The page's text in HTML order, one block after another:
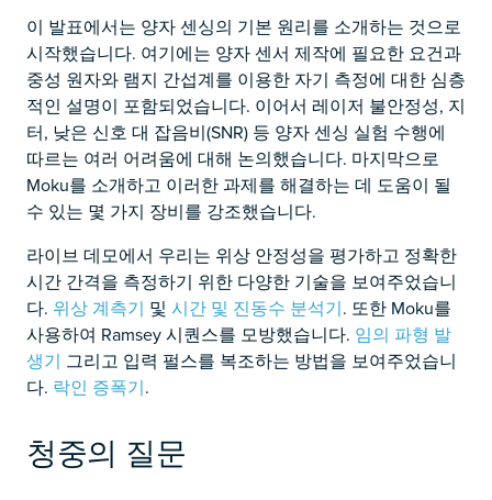
이 발표에서는 양자 센싱의 기본 원리를 소개하는 것으로
시작했습니다. 여기에는 양자 센서 제작에 필요한 요건과
중성 원자와 램지 간섭계를 이용한 자기 측정에 대한 심층
적인 설명이 포함되었습니다. 이어서 레이저 불안정성, 지
터, 낮은 신호 대 잡음비(SNR) 등 양자 센싱 실험 수행에
따르는 여러 어려움에 대해 논의했습니다. 마지막으로
Moku를 소개하고 이러한 과제를 해결하는 데 도움이 될
수 있는 몇 가지 장비를 강조했습니다.
라이브 데모에서 우리는 위상 안정성을 평가하고 정확한
시간 간격을 측정하기 위한 다양한 기술을 보여주었습니
다. 위상 계측기 및 시간 및 진동수 분석기. 또한 Moku를
사용하여 Ramsey 시퀀스를 모방했습니다. 임의 파형 발
생기 그리고 입력 펄스를 복조하는 방법을 보여주었습니
다. 락인 증폭기.
청중의 질문